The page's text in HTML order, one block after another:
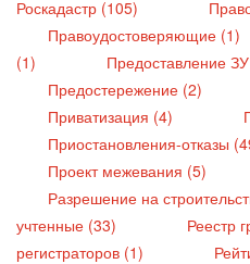
Роскадастр (105)
Правоудостоверяющие (1)
(1)
Предоставление
Предостережение (2)
Приватизация (4)
Приостановления-отказы
Проект межевания (5)
Разрешение на
учтенные (33)
Реестр
регистраторов (1)